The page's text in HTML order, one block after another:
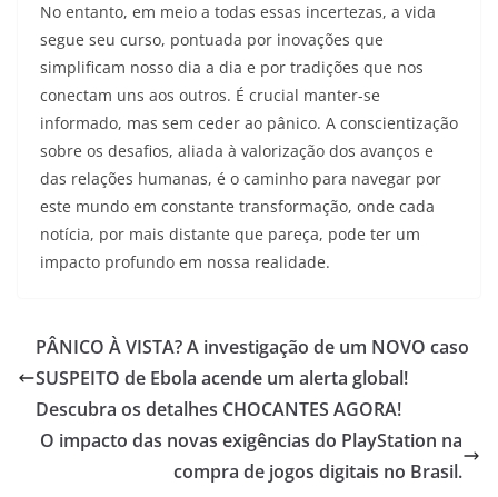
No entanto, em meio a todas essas incertezas, a vida
segue seu curso, pontuada por inovações que
simplificam nosso dia a dia e por tradições que nos
conectam uns aos outros. É crucial manter-se
informado, mas sem ceder ao pânico. A conscientização
sobre os desafios, aliada à valorização dos avanços e
das relações humanas, é o caminho para navegar por
este mundo em constante transformação, onde cada
notícia, por mais distante que pareça, pode ter um
impacto profundo em nossa realidade.
PÂNICO À VISTA? A investigação de um NOVO caso
SUSPEITO de Ebola acende um alerta global!
Descubra os detalhes CHOCANTES AGORA!
O impacto das novas exigências do PlayStation na
compra de jogos digitais no Brasil.